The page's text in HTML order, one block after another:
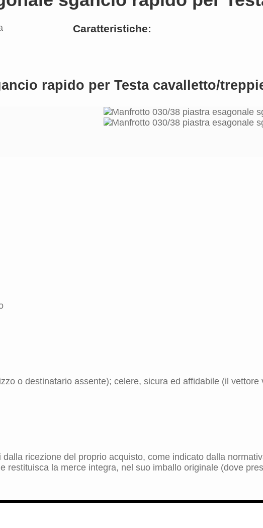
Caratteristiche:
rapido per Testa cavalletto/
o destinatario assente); celere, sicura ed affidabile (il
ricezione del proprio acquisto, come indicato dalla
restituisca la merce integra, nel suo imballo originale (dove